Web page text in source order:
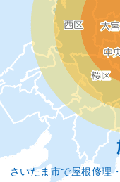
さいたま市で屋根修理